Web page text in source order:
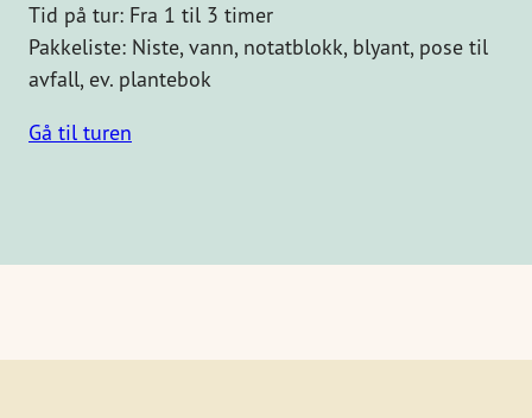
Tid på tur: Fra 1 til 3 timer
Pakkeliste: Niste, vann, notatblokk, blyant, pose til
avfall, ev. plantebok
Gå til turen